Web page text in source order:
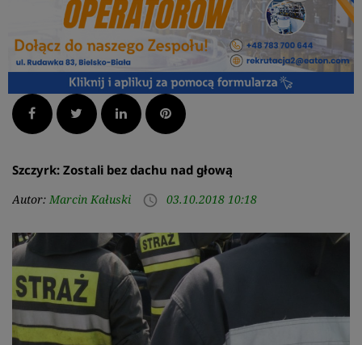
Facebook Twitter LinkedInPinterest
Szczyrk: Zostali bez dachu nad głową
Autor: Marcin Kałuski access_time 03.10.2018 10:18